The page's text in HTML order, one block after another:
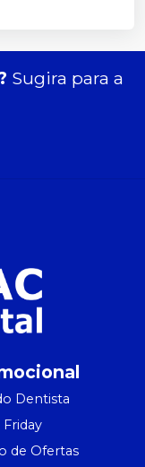
Sugira para a
Dentista
Friday
de Ofertas